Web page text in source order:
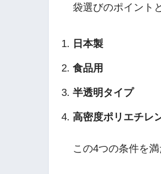
袋選びのポイント
日本製
食品用
半透明タイプ
高密度ポリエチレ
この4つの条件を